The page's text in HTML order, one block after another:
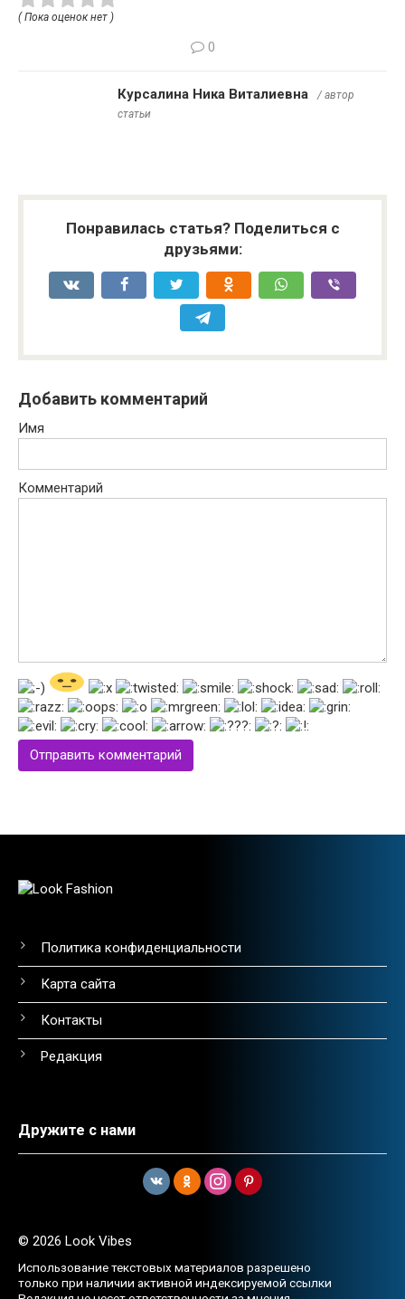
( Пока оценок нет )
0
Курсалина Ника Виталиевна
/ автор
статьи
Понравилась статья? Поделиться с
друзьями:
Добавить комментарий
Имя
Комментарий
Политика конфиденциальности
Карта сайта
Контакты
Редакция
Дружите с нами
© 2026 Look Vibes
Использование текстовых материалов разрешено
только при наличии активной индексируемой ссылки